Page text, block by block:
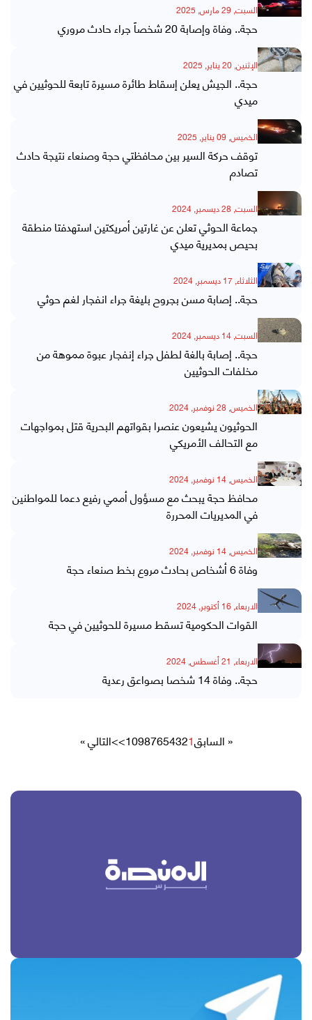
السبت, 29 مارس, 2025
حجة.. وفاة وإصابة 20 شخصاً جراء حادث مروري
الإثنين, 20 يناير, 2025
حجة.. الجيش يعلن إسقاط طائرة مسيرة تابعة للحوثيين في
ميدي
الخميس, 09 يناير, 2025
توقف حركة السير بين محافظتي حجة وصنعاء نتيجة حادث
تصادم
السبت, 28 ديسمبر, 2024
جماعة الحوثي تعلن عن غارتين أمريكتين استهدفتا منطقة
بحيص بمديرية ميدي
الثلاثاء, 17 ديسمبر, 2024
حجة.. إصابة مسن بجروح بليغة جراء انفجار لغم حوثي
السبت, 14 ديسمبر, 2024
حجة.. إصابة بالغة لطفل جراء إنفجار عبوة مموهة من
مخلفات الحوثيين
الخميس, 28 نوفمبر, 2024
الحوثيون يشيعون عنصرا بقواتهم البحرية قتل بمواجهات
مع التحالف الأمريكي
الخميس, 14 نوفمبر, 2024
محافظ حجة يبحث مع مسؤول أممي رفيع دعما للمواطنين
في المديريات المحررة
الخميس, 14 نوفمبر, 2024
وفاة 6 أشخاص بحادث مروع بخط صنعاء حجة
الاربعاء, 16 أكتوبر, 2024
القوات الحكومية تسقط مسيرة للحوثيين في حجة
الاربعاء, 21 أغسطس, 2024
حجة.. وفاة 14 شخصا بصواعق رعدية
« السابق1
2
3
4
5
6
7
8
9
10
>>التالي »